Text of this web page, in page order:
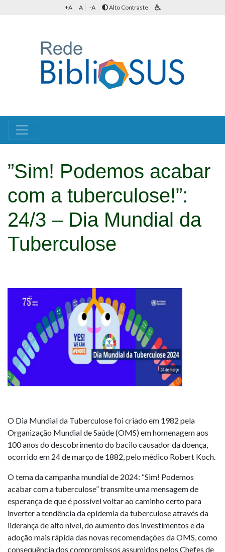
+A A -A Alto Contraste
”Sim! Podemos acabar
com a tuberculose!”:
24/3 – Dia Mundial da
Tuberculose
O Dia Mundial da Tuberculose foi criado em 1982 pela
Organização Mundial de Saúde (OMS) em homenagem aos
100 anos do descobrimento do bacilo causador da doença,
ocorrido em 24 de março de 1882, pelo médico Robert Koch.
O tema da campanha mundial de 2024: “Sim! Podemos
acabar com a tuberculose” transmite uma mensagem de
esperança de que é possível voltar ao caminho certo para
inverter a tendência da epidemia da tuberculose através da
liderança de alto nível, do aumento dos investimentos e da
adoção mais rápida das novas recomendações da OMS, como
consequência dos compromissos assumidos pelos Chefes de